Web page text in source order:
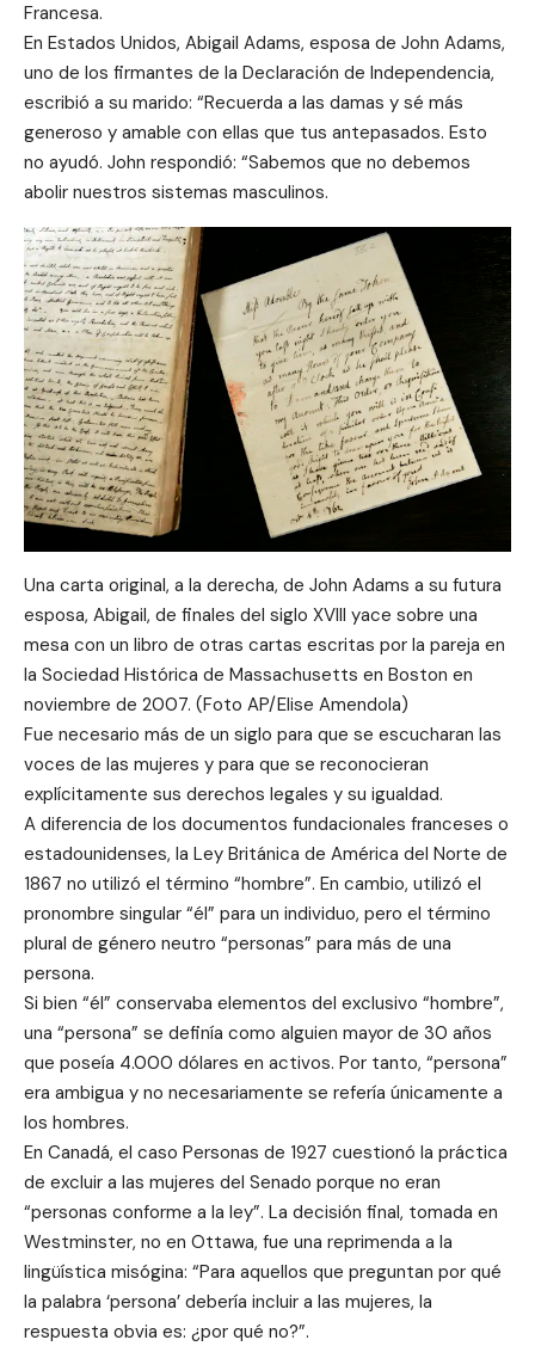
Francesa.
En Estados Unidos, Abigail Adams, esposa de John Adams,
uno de los firmantes de la Declaración de Independencia,
escribió a su marido: “Recuerda a las damas y sé más
generoso y amable con ellas que tus antepasados. Esto
no ayudó. John respondió: “Sabemos que no debemos
abolir nuestros sistemas masculinos.
Una carta original, a la derecha, de John Adams a su futura
esposa, Abigail, de finales del siglo XVIII yace sobre una
mesa con un libro de otras cartas escritas por la pareja en
la Sociedad Histórica de Massachusetts en Boston en
noviembre de 2007. (Foto AP/Elise Amendola)
Fue necesario más de un siglo para que se escucharan las
voces de las mujeres y para que se reconocieran
explícitamente sus derechos legales y su igualdad.
A diferencia de los documentos fundacionales franceses o
estadounidenses, la Ley Británica de América del Norte de
1867 no utilizó el término “hombre”. En cambio, utilizó el
pronombre singular “él” para un individuo, pero el término
plural de género neutro “personas” para más de una
persona.
Si bien “él” conservaba elementos del exclusivo “hombre”,
una “persona” se definía como alguien mayor de 30 años
que poseía 4.000 dólares en activos. Por tanto, “persona”
era ambigua y no necesariamente se refería únicamente a
los hombres.
En Canadá, el caso Personas de 1927 cuestionó la práctica
de excluir a las mujeres del Senado porque no eran
“personas conforme a la ley”. La decisión final, tomada en
Westminster, no en Ottawa, fue una reprimenda a la
lingüística misógina: “Para aquellos que preguntan por qué
la palabra ‘persona’ debería incluir a las mujeres, la
respuesta obvia es: ¿por qué no?”.